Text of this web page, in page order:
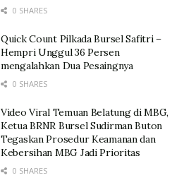
0 SHARES
Quick Count Pilkada Bursel Safitri –
Hempri Unggul 36 Persen
mengalahkan Dua Pesaingnya
0 SHARES
Video Viral Temuan Belatung di MBG,
Ketua BRNR Bursel Sudirman Buton
Tegaskan Prosedur Keamanan dan
Kebersihan MBG Jadi Prioritas
0 SHARES